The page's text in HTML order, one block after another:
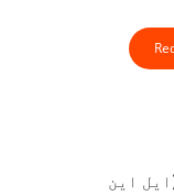
این